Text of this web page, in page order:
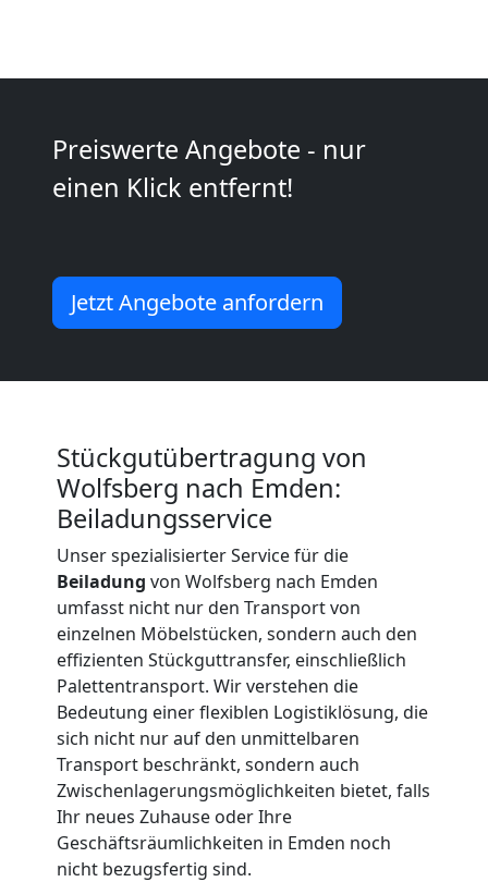
Preiswerte Angebote - nur
einen Klick entfernt!
Jetzt Angebote anfordern
Stückgutübertragung von
Wolfsberg nach Emden:
Beiladungsservice
Unser spezialisierter Service für die
Beiladung von Wolfsberg nach Emden
umfasst nicht nur den Transport von
einzelnen Möbelstücken, sondern auch den
effizienten Stückguttransfer, einschließlich
Palettentransport. Wir verstehen die
Bedeutung einer flexiblen Logistiklösung, die
sich nicht nur auf den unmittelbaren
Transport beschränkt, sondern auch
Zwischenlagerungsmöglichkeiten bietet, falls
Ihr neues Zuhause oder Ihre
Geschäftsräumlichkeiten in Emden noch
nicht bezugsfertig sind.
National
Möbeltransport
Beiladung
Beiladung
International
Internationaler
Umzug
Nationaler
Umzug